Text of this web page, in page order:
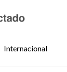
Internacional